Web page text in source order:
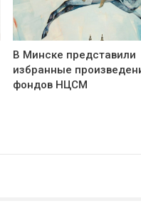
В Минске представили
избранные
фондов НЦСМ